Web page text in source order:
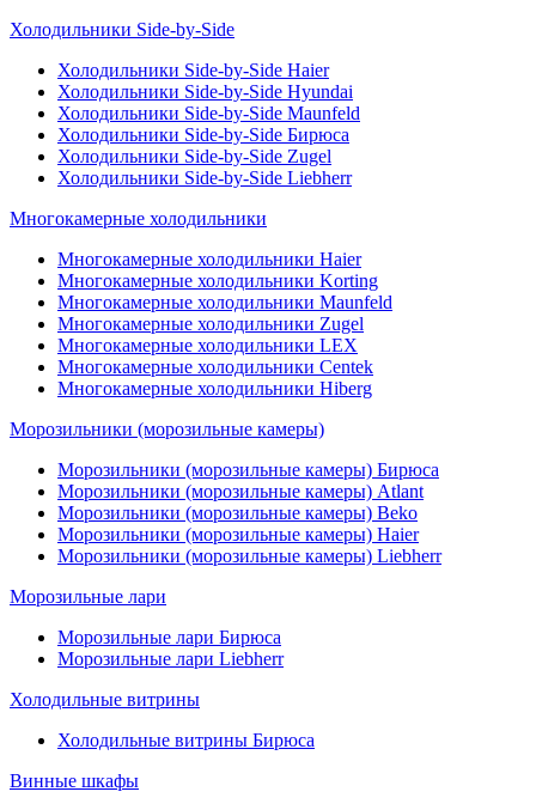
Холодильники Side-by-Side
Холодильники Side-by-Side Haier
Холодильники Side-by-Side Hyundai
Холодильники Side-by-Side Maunfeld
Холодильники Side-by-Side Бирюса
Холодильники Side-by-Side Zugel
Холодильники Side-by-Side Liebherr
Многокамерные холодильники
Многокамерные холодильники Haier
Многокамерные холодильники Korting
Многокамерные холодильники Maunfeld
Многокамерные холодильники Zugel
Многокамерные холодильники LEX
Многокамерные холодильники Centek
Многокамерные холодильники Hiberg
Морозильники (морозильные камеры)
Морозильники (морозильные камеры) Бирюса
Морозильники (морозильные камеры) Atlant
Морозильники (морозильные камеры) Beko
Морозильники (морозильные камеры) Haier
Морозильники (морозильные камеры) Liebherr
Морозильные лари
Морозильные лари Бирюса
Морозильные лари Liebherr
Холодильные витрины
Холодильные витрины Бирюса
Винные шкафы